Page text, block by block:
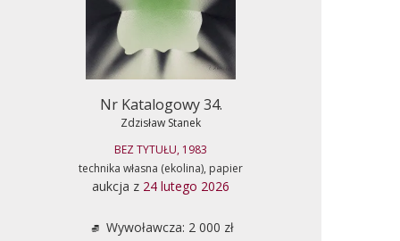
Nr Katalogowy 34.
Zdzisław Stanek
BEZ TYTUŁU, 1983
technika własna (ekolina), papier
aukcja z 24 lutego 2026
Wywoławcza: 2 000 zł